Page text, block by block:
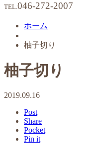
TEL.046-272-2007
ホーム
柚子切り
柚子切り
2019.09.16
Post
Share
Pocket
Pin it